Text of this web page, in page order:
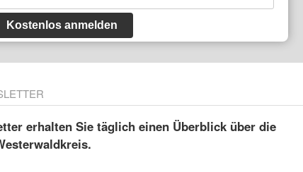
Kostenlos anmelden
erhalten Sie täglich einen Überblick über die